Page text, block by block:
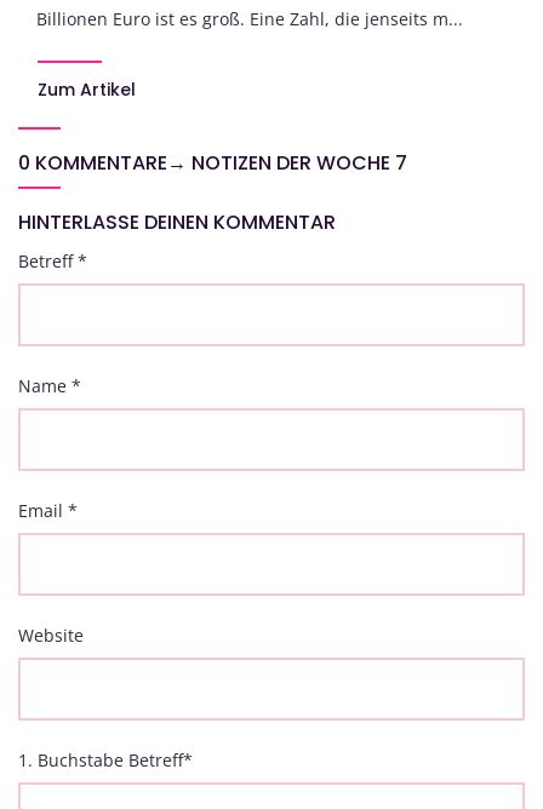
Billionen Euro ist es groß. Eine Zahl, die jenseits m...
Zum Artikel
0 KOMMENTARE→ NOTIZEN DER WOCHE 7
HINTERLASSE DEINEN KOMMENTAR
Betreff*
Name *
Email *
Website
1. Buchstabe Betreff*